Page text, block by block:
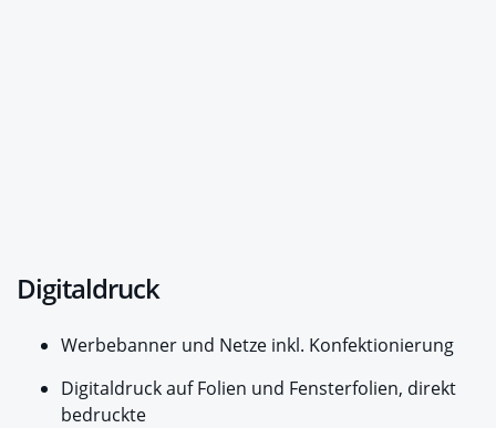
Digitaldruck
Werbebanner und Netze inkl. Konfektionierung
Digitaldruck auf Folien und Fensterfolien, direkt
bedruckte